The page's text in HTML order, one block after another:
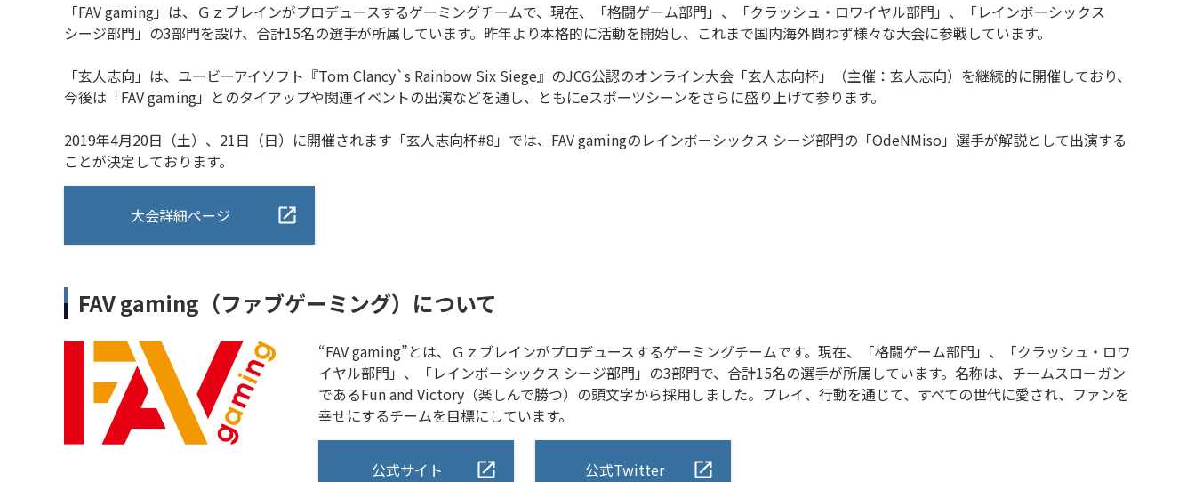
「FAV gaming」は、Ｇｚブレインがプロデュースするゲーミングチームで、現在、「格闘ゲーム部門」、「クラッシュ・ロワイヤル部門」、「レインボーシックス
シージ部門」の3部門を設け、合計15名の選手が所属しています。昨年より本格的に活動を開始し、これまで国内海外問わず様々な大会に参戦しています。
「玄人志向」は、ユービーアイソフト『Tom Clancy`s Rainbow Six Siege』のJCG公認のオンライン大会「玄人志向杯」（主催：玄人志向）を継続的に開催しており、
今後は「FAV gaming」とのタイアップや関連イベントの出演などを通し、ともにeスポーツシーンをさらに盛り上げて参ります。
2019年4月20日（土）、21日（日）に開催されます「玄人志向杯#8」では、FAV gamingのレインボーシックス シージ部門の「OdeNMiso」選手が解説として出演する
ことが決定しております。
大会詳細ページ
FAV gaming（ファブゲーミング）について
“FAV gaming”とは、Ｇｚブレインがプロデュースするゲーミングチームです。現在、「格闘ゲーム部門」、「クラッシュ・ロワ
イヤル部門」、「レインボーシックス シージ部門」の3部門で、合計15名の選手が所属しています。名称は、チームスローガン
であるFun and Victory（楽しんで勝つ）の頭文字から採用しました。プレイ、行動を通じて、すべての世代に愛され、ファンを
幸せにするチームを目標にしています。
公式サイト 公式Twitter